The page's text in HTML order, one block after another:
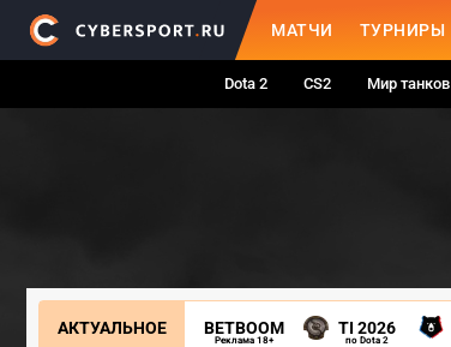
МАТЧИ ТУРНИРЫ
Dota 2 CS2 Мир танков
АКТУАЛЬНОЕ BETBOOM
Реклама 18+
TI 2026
по Dota 2